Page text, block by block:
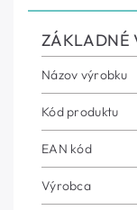
ZÁKLADNÉ
Názov výrobku
Kód produktu
EAN kód
Výrobca